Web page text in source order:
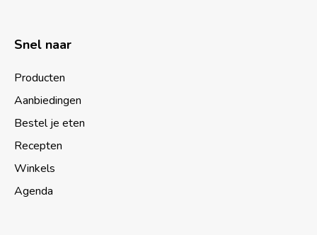
Snel naar
Producten
Aanbiedingen
Bestel je eten
Recepten
Winkels
Agenda